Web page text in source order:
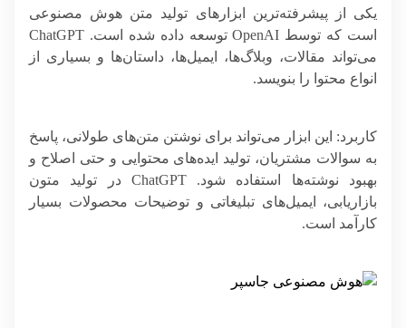
یکی از پیشرفته‌ترین ابزارهای تولید متن هوش مصنوعی
است که توسط OpenAI توسعه داده شده است. ChatGPT
می‌تواند مقالات، وبلاگ‌ها، ایمیل‌ها، داستان‌ها و بسیاری از
انواع محتوا را بنویسد.
کاربرد: این ابزار می‌تواند برای نوشتن متن‌های طولانی، پاسخ
به سوالات مشتریان، تولید ایده‌های محتوایی و حتی اصلاح و
بهبود نوشته‌ها استفاده شود. ChatGPT در تولید متون
بازاریابی، ایمیل‌های تبلیغاتی و توضیحات محصولات بسیار
کارآمد است.